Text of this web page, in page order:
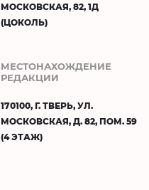
МОСКОВСКАЯ, 82, 1Д
(ЦОКОЛЬ)
МЕСТОНАХОЖДЕНИЕ
РЕДАКЦИИ
170100, Г. ТВЕРЬ, УЛ.
МОСКОВСКАЯ, Д. 82, ПОМ. 59
(4 ЭТАЖ)